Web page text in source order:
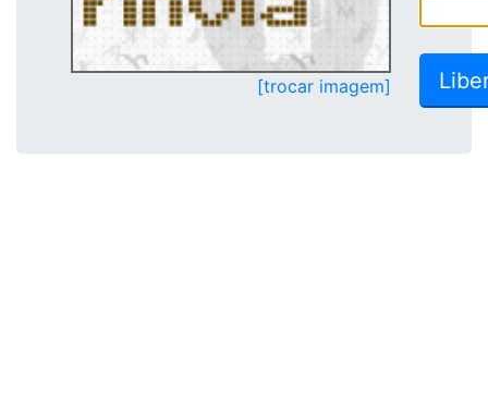
[trocar imagem]